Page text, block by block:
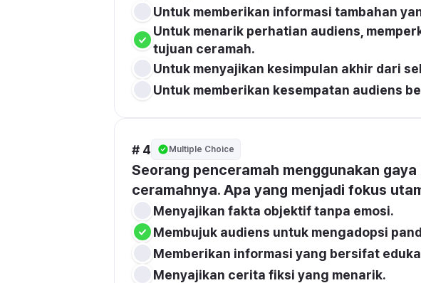
Untuk memberikan informasi tambahan
Untuk menarik perhatian audiens,
tujuan ceramah.
Untuk menyajikan kesimpulan akhir dari
Untuk memberikan kesempatan audiens
# 4 Multiple Choice
Seorang penceramah menggunakan
ceramahnya. Apa yang menjadi fokus
Menyajikan fakta objektif tanpa emosi.
Membujuk audiens untuk mengadopsi
Memberikan informasi yang bersifat
Menyajikan cerita fiksi yang menarik.